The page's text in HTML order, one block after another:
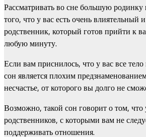
Рассматривать во сне большую родинку
того, что у вас есть очень влиятельный
родственник, который готов прийти к
любую минуту.
Если вам приснилось, что у вас все
сон является плохим
несчастье, от которого вы долго не
Возможно, такой сон говорит о том, что
родственников, с которыми вам не
поддерживать отношения.